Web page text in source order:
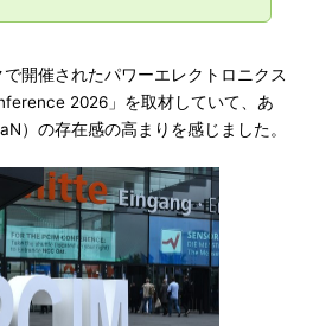
開催されたパワーエレクトロニクス
2026」を取材していて、あ
）の存在感の高まりを感じました。